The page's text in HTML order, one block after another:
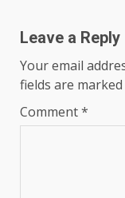
Leave a Reply
Your email
fields are marked
Comment*